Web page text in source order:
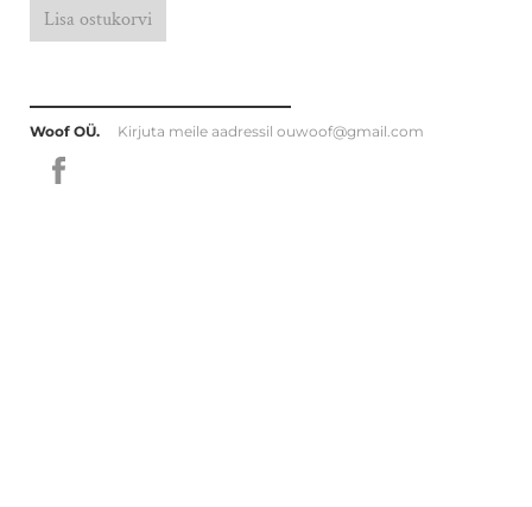
Lisa ostukorvi
Woof OÜ. Kirjuta meile aadressil ouwoof@gmail.com